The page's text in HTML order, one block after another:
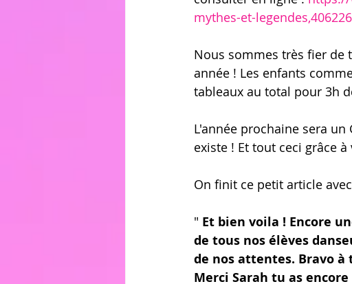
mythes-et-
Nous sommes très fier de
année ! Les enfants
tableaux au total pour 3h
L'année prochaine sera un
existe ! Et tout ceci grâce
On finit ce petit article
" Et bien voila ! Encore
de tous nos élèves
de nos attentes. Bravo à
Merci Sarah tu as